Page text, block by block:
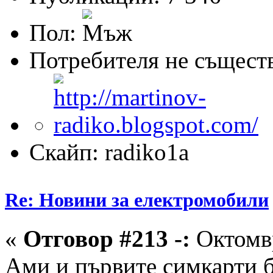
Пол:
Потребителя не
Скайп: radiko1a
Re: Новини за електромобили
« Отговор #213 -:
Ами и първите симкарти